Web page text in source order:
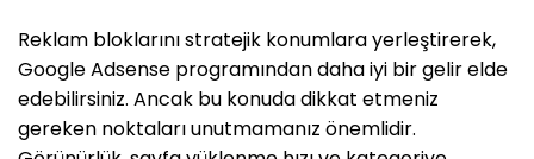
Reklam bloklarını stratejik konumlara yerleştirerek,
Google Adsense programından daha iyi bir gelir elde
edebilirsiniz. Ancak bu konuda dikkat etmeniz
gereken noktaları unutmamanız önemlidir.